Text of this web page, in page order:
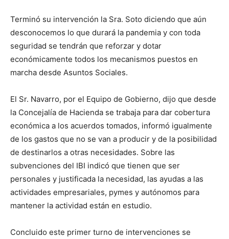
Terminó su intervención la Sra. Soto diciendo que aún
desconocemos lo que durará la pandemia y con toda
seguridad se tendrán que reforzar y dotar
económicamente todos los mecanismos puestos en
marcha desde Asuntos Sociales.
El Sr. Navarro, por el Equipo de Gobierno, dijo que desde
la Concejalía de Hacienda se trabaja para dar cobertura
económica a los acuerdos tomados, informó igualmente
de los gastos que no se van a producir y de la posibilidad
de destinarlos a otras necesidades. Sobre las
subvenciones del IBI indicó que tienen que ser
personales y justificada la necesidad, las ayudas a las
actividades empresariales, pymes y autónomos para
mantener la actividad están en estudio.
Concluido este primer turno de intervenciones se